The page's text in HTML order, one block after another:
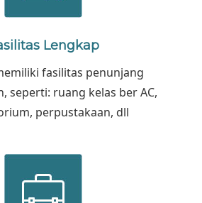
Lengkap
fasilitas penunjang
seperti: ruang kelas ber AC,
perpustakaan, dll